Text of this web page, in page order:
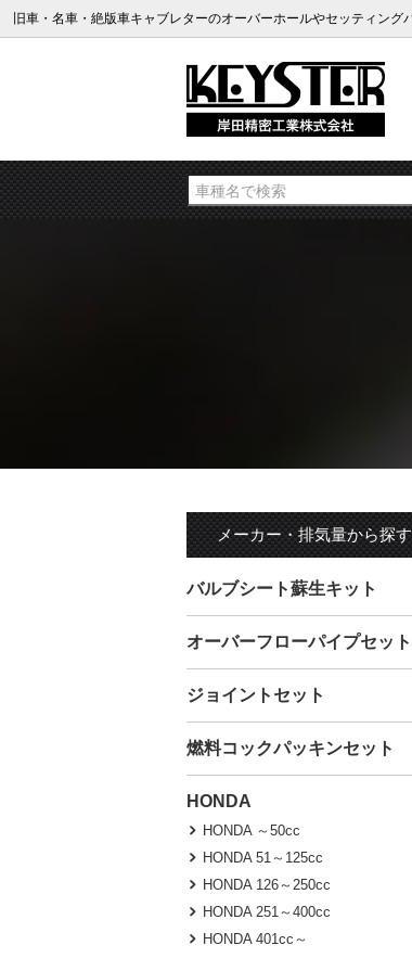
旧車・名車・絶版車キャブレターのオーバーホールやセッティング
メーカー・排気量から探す
バルブシート蘇生キット
オーバーフローパイプセット
ジョイントセット
燃料コックパッキンセット
HONDA
HONDA ～50cc
HONDA 51～125cc
HONDA 126～250cc
HONDA 251～400cc
HONDA 401cc～